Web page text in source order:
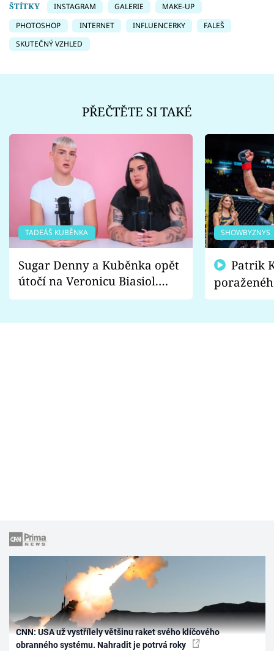
ŠTÍTKY
INSTAGRAM GALERIE
MAKE-UP
PHOTOSHOP
INTERNET INFLUENCERKY
FALEŠ
SKUTEČNÝ VZHLED
PŘEČTĚTE SI TAKÉ
TADEÁŠ KUBĚNKA
Sugar Denny a Kuběnka opět
útočí na Veronicu Biasiol.
Proč je podle nich falešná a
SHOWBYZNYS
fanoušci
CNN: USA už vystřílely většinu raket svého klíčového
obranného systému. Nahradit je potrvá roky